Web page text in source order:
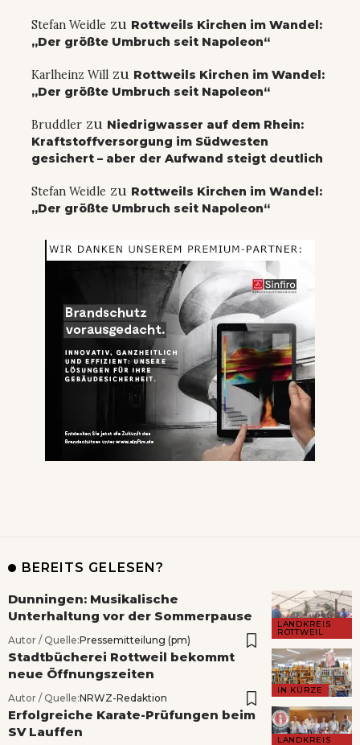
Stefan Weidle zu Rottweils Kirchen im Wandel:
„Der größte Umbruch seit Napoleon“
Karlheinz Will zu Rottweils Kirchen im Wandel:
„Der größte Umbruch seit Napoleon“
Bruddler zu Niedrigwasser auf dem Rhein:
Kraftstoffversorgung im Südwesten
gesichert – aber der Aufwand steigt deutlich
Stefan Weidle zu Rottweils Kirchen im Wandel:
„Der größte Umbruch seit Napoleon“
BEREITS GELESEN?
LANDKREIS
ROTTWEIL
Dunningen: Musikalische
Unterhaltung vor der Sommerpause
Autor / Quelle:Pressemitteilung (pm)
IN KÜRZE
Stadtbücherei Rottweil bekommt
neue Öffnungszeiten
Autor / Quelle:NRWZ-Redaktion
LANDKREIS
Erfolgreiche Karate-Prüfungen beim
SV Lauffen